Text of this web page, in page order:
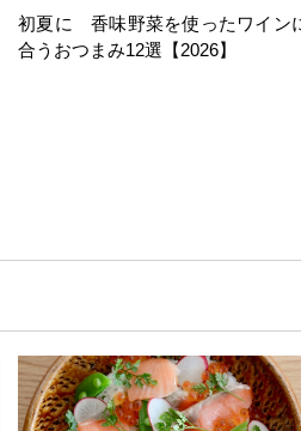
初夏に 香味野菜を使ったワイン
合うおつまみ12選【2026】